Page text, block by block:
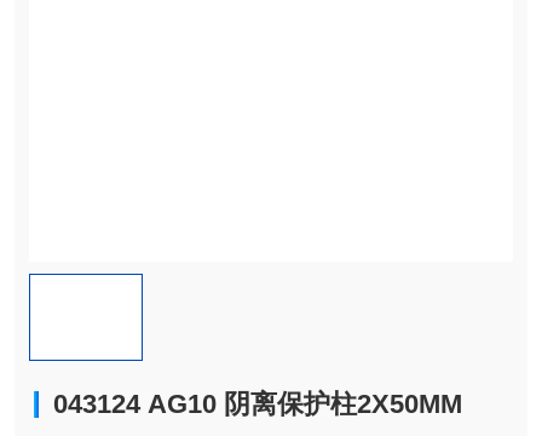
043124 AG10 阴离保护柱2X50MM